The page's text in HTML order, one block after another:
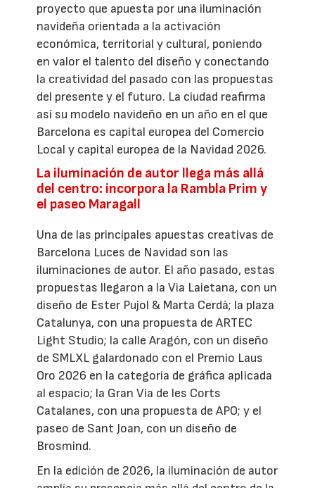
proyecto que apuesta por una iluminación
navideña orientada a la activación
económica, territorial y cultural, poniendo
en valor el talento del diseño y conectando
la creatividad del pasado con las propuestas
del presente y el futuro. La ciudad reafirma
así su modelo navideño en un año en el que
Barcelona es capital europea del Comercio
Local y capital europea de la Navidad 2026.
La iluminación de autor llega más allá
del centro: incorpora la Rambla Prim y
el paseo Maragall
Una de las principales apuestas creativas de
Barcelona Luces de Navidad son las
iluminaciones de autor. El año pasado, estas
propuestas llegaron a la Via Laietana, con un
diseño de Ester Pujol & Marta Cerdà; la plaza
Catalunya, con una propuesta de ARTEC
Light Studio; la calle Aragón, con un diseño
de SMLXL galardonado con el Premio Laus
Oro 2026 en la categoría de gráfica aplicada
al espacio; la Gran Via de les Corts
Catalanes, con una propuesta de APO; y el
paseo de Sant Joan, con un diseño de
Brosmind.
En la edición de 2026, la iluminación de autor